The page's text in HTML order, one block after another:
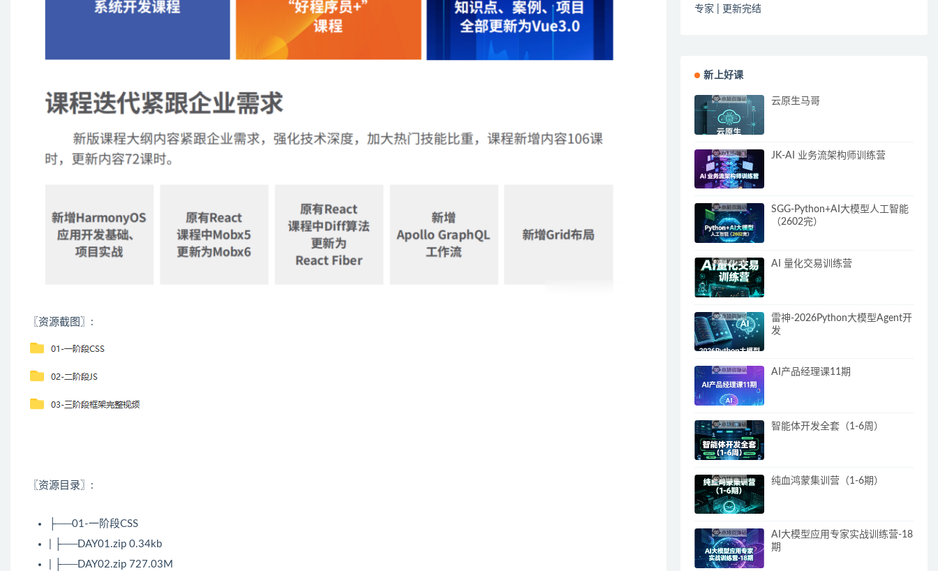
〖资源截图〗:
〖资源目录〗:
├──01-一阶段CSS
| ├──DAY01.zip 0.34kb
| ├──DAY02.zip 727.03M
专家 | 更新完结
新上好课
云原生马哥
JK-AI 业务流架构师训练营
SGG-Python+AI大模型人工智能
（2602完）
AI 量化交易训练营
雷神-2026Python大模型Agent开
发
AI产品经理课11期
智能体开发全套（1-6周）
纯血鸿蒙集训营（1-6期）
AI大模型应用专家实战训练营-18
期